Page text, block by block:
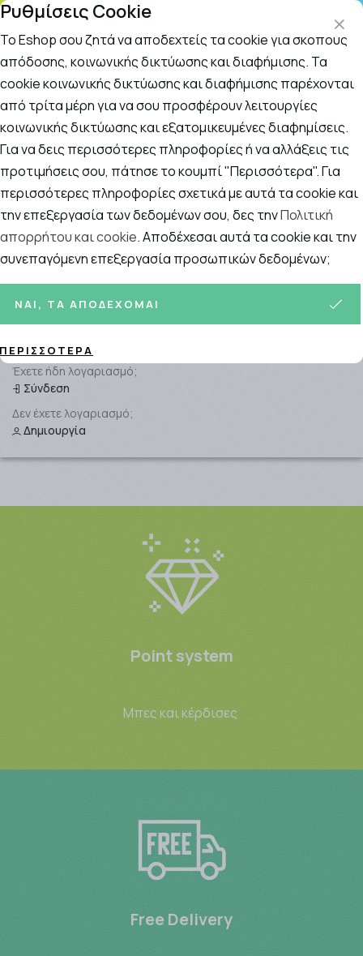
ΤΗΛΕΦΩΝΙΚΟ ΚΕΝΤΡΟ: Δευτ.-Παρασκευή 09:00-14:00 και Σάββατο
09:00-14:00
Αναζήτηση
Αν έχετε ξεχάσει τον κωδικό του λογαριασμού σας
συμπληρώστε την διεύθυνση email την οποία έχετε
δηλώσει για να λάβετε οδηγίες για δημιουργία νέου
κωδικού.
Ανάκτηση κωδικού
Το e-mail σας:
Υπενθύμιση
Έχετε ήδη λογαριασμό;
Σύνδεση
Δεν έχετε λογαριασμό;
Δημιουργία
Point system
Μπες και κέρδισες
Free Delivery
Ρυθμίσεις Cookie
Το Eshop σου ζητά να αποδεχτείς τα cookie για σκοπούς
απόδοσης, κοινωνικής δικτύωσης και διαφήμισης. Τα
cookie κοινωνικής δικτύωσης και διαφήμισης παρέχονται
από τρίτα μέρη για να σου προσφέρουν λειτουργίες
κοινωνικής δικτύωσης και εξατομικευμένες διαφημίσεις.
Για να δεις περισσότερες πληροφορίες ή να αλλάξεις τις
προτιμήσεις σου, πάτησε το κουμπί "Περισσότερα". Για
περισσότερες πληροφορίες σχετικά με αυτά τα cookie και
την επεξεργασία των δεδομένων σου, δες τηνΠολιτική
απορρήτου και cookie. Αποδέχεσαι αυτά τα cookie και την
συνεπαγόμενη επεξεργασία προσωπικών δεδομένων;
ΝΑΙ, ΤΑ ΑΠΟΔΈΧΟΜΑΙ
ΠΕΡΙΣΣΌΤΕΡΑ